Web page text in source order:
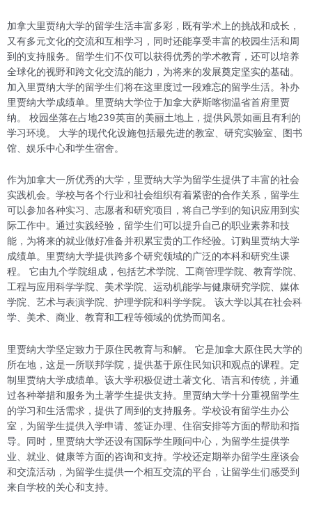
加拿大里贾纳大学的留学生活丰富多彩，既有学术上的挑战和成长，
又有多元文化的交流和互相学习，同时还能享受丰富的校园生活和周
到的支持服务。留学生们不仅可以获得优秀的学术教育，还可以培养
全球化的视野和跨文化交流的能力，为将来的发展奠定坚实的基础。
加入里贾纳大学的留学生们将在这里度过一段难忘的留学生活。补办
里贾纳大学成绩单。里贾纳大学位于加拿大萨斯喀彻温省首府里贾
纳。 校园坐落在占地239英亩的美丽土地上，提供风景如画且有利的
学习环境。 大学的现代化设施包括最先进的教室、研究实验室、图书
馆、娱乐中心和学生宿舍。
作为加拿大一所优秀的大学，里贾纳大学为留学生提供了丰富的社会
实践机会。学校与各个行业和社会组织有着紧密的合作关系，留学生
可以参加各种实习、志愿者和研究项目，将自己学到的知识应用到实
际工作中。通过实践经验，留学生们可以提升自己的职业素养和技
能，为将来的就业做好准备并积累宝贵的工作经验。订购里贾纳大学
成绩单。里贾纳大学提供跨多个研究领域的广泛的本科和研究生课
程。 它由九个学院组成，包括艺术学院、工商管理学院、教育学院、
工程与应用科学学院、美术学院、运动机能学与健康研究学院、媒体
学院、艺术与表演学院、护理学院和科学学院。 该大学以其在社会科
学、美术、商业、教育和工程等领域的优势而闻名。
里贾纳大学坚定致力于原住民教育与和解。 它是加拿大原住民大学的
所在地，这是一所联邦学院，提供基于原住民知识和观点的课程。定
制里贾纳大学成绩单。该大学积极促进土著文化、语言和传统，并通
过各种举措和服务为土著学生提供支持。里贾纳大学十分重视留学生
的学习和生活需求，提供了周到的支持服务。学校设有留学生办公
室，为留学生提供入学申请、签证办理、住宿安排等方面的帮助和指
导。同时，里贾纳大学还设有国际学生顾问中心，为留学生提供学
业、就业、健康等方面的咨询和支持。学校还定期举办留学生座谈会
和交流活动，为留学生提供一个相互交流的平台，让留学生们感受到
来自学校的关心和支持。